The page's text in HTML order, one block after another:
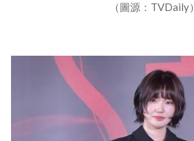
（圖源：TVDaily）